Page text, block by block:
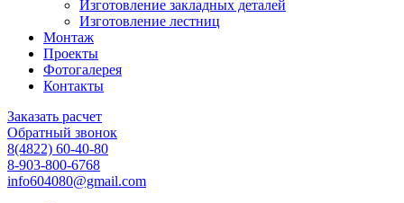
Изготовление закладных деталей
Изготовление лестниц
Монтаж
Проекты
Фотогалерея
Контакты
Заказать расчет
Обратный звонок
8(4822) 60-40-80
8-903-800-6768
info604080@gmail.com